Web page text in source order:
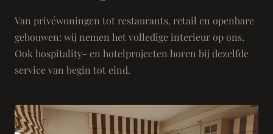
Van privéwoningen tot restaurants, retail en openbare
gebouwen: wij nemen het volledige interieur op ons.
Ook hospitality- en hotelprojecten horen bij dezelfde
service van begin tot eind.